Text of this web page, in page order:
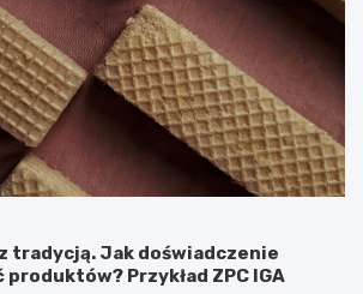
tradycją. Jak doświadczenie
produktów? Przykład ZPC IGA